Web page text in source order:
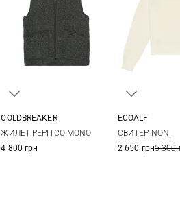
COLDBREAKER
ЖИЛЕТ PEPITCO MONO
4 800 грн
ECOALF
СВИТЕР NONI
2 650 грн5 300